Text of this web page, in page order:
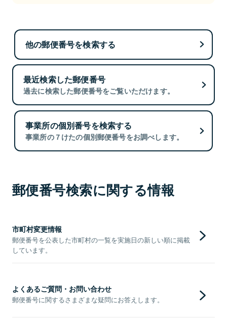
他の郵便番号を検索する
最近検索した郵便番号
過去に検索した郵便番号をご覧いただけます。
事業所の個別番号を検索する
事業所の７けたの個別郵便番号をお調べします。
郵便番号検索に関する情報
市町村変更情報
郵便番号を公表した市町村の一覧を実施日の新しい順に掲載
しています。
よくあるご質問・お問い合わせ
郵便番号に関するさまざまな疑問にお答えします。